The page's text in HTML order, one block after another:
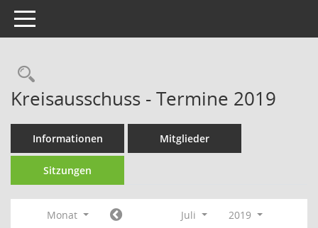
Toggle navigation
Rechercheauswahl
Kreisausschuss - Termine 2019
Informationen Mitglieder
Sitzungen
Monat Juli
2019